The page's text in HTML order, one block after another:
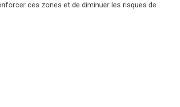
ces zones et de diminuer les risques de